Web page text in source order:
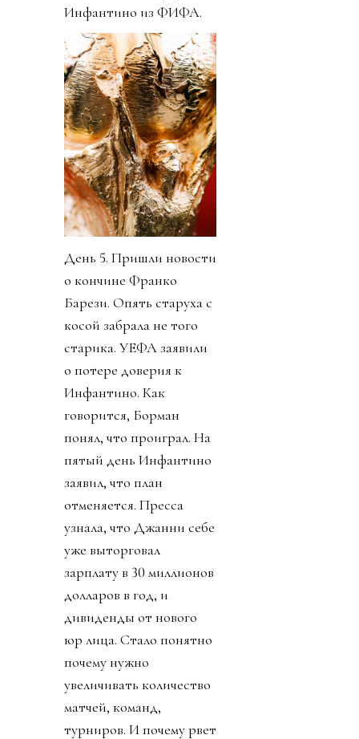
Инфантино из ФИФА.
День 5. Пришли новости
о кончине Франко
Барези. Опять старуха с
косой забрала не того
старика. УЕФА заявили
о потере доверия к
Инфантино. Как
говорится, Борман
понял, что проиграл. На
пятый день Инфантино
заявил, что план
отменяется. Пресса
узнала, что Джанни себе
уже выторговал
зарплату в 30 миллионов
долларов в год, и
дивиденды от нового
юр лица. Стало понятно
почему нужно
увеличивать количество
матчей, команд,
турниров. И почему рвет